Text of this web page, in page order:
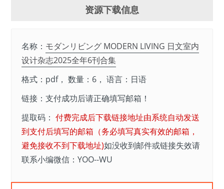
资源下载信息
名称： モダンリビング MODERN LIVING 日文室内
设计杂志2025全年6刊合集
格式：pdf， 数量：6， 语言：日语
链接：支付成功后请正确填写邮箱！
提取码： 付费完成后下载链接地址由系统自动发送
到支付后填写的邮箱（务必填写真实有效的邮箱，
避免接收不到下载地址)如没收到邮件或链接失效请
联系小编微信：YOO--WU